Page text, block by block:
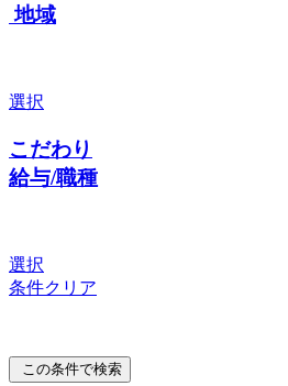
地域
選択
こだわり
給与/職種
選択
条件クリア
この条件で検索